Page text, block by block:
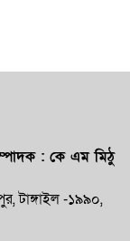
: কে এম মিঠু
টাঙ্গাইল -১৯৯০,